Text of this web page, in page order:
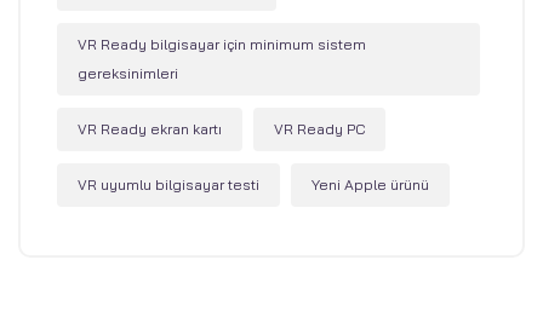
VR Ready bilgisayar için minimum sistem
gereksinimleri
VR Ready ekran kartı VR Ready PC
VR uyumlu bilgisayar testi Yeni Apple ürünü